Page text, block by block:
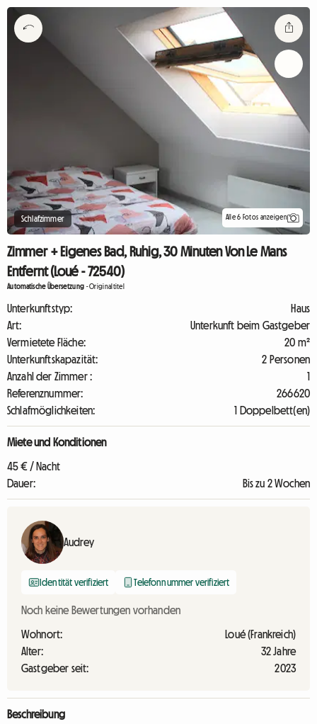
Schlafzimmer Alle 6 Fotos anzeigen
Zimmer + Eigenes Bad, Ruhig, 30 Minuten Von Le Mans
Entfernt (Loué - 72540)
Automatische Übersetzung -Originaltitel
Unterkunftstyp:
Haus
Art:
Unterkunft beim Gastgeber
Vermietete Fläche:
20 m²
Unterkunftskapazität:
2 Personen
Anzahl der Zimmer :
1
Referenznummer:
266620
Schlafmöglichkeiten:
1 Doppelbett(en)
Miete und Konditionen
45 € / Nacht
Dauer:
Bis zu 2 Wochen
Audrey
Identität verifiziert Telefonnummer verifiziert
Noch keine Bewertungen vorhanden
Wohnort:
Loué (Frankreich)
Alter:
32 Jahre
Gastgeber seit:
2023
Beschreibung